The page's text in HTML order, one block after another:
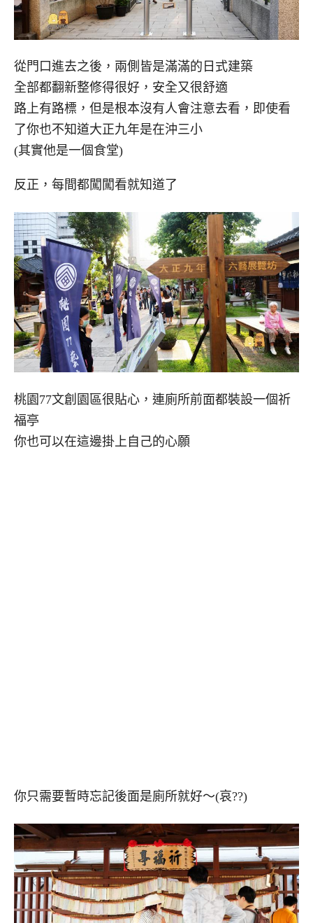
從門口進去之後，兩側皆是滿滿的日式建築
全部都翻新整修得很好，安全又很舒適
路上有路標，但是根本沒有人會注意去看，即使看
了你也不知道大正九年是在沖三小
(其實他是一個食堂)
反正，每間都闖闖看就知道了
桃園77文創園區很貼心，連廁所前面都裝設一個祈
福亭
你也可以在這邊掛上自己的心願
你只需要暫時忘記後面是廁所就好～(哀??)